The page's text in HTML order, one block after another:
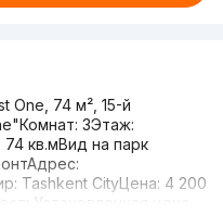
74 м², 15-й
3Этаж:
кв.мВид на парк
Tashkent CityЦена: 4 200
цена